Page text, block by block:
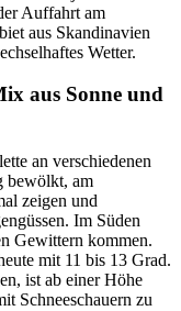
Auffahrt am
aus Skandinavien
Wetter.
aus Sonne und
an verschiedenen
bewölkt, am
zeigen und
Im Süden
Gewittern kommen.
mit 11 bis 13 Grad.
ist ab einer Höhe
Schneeschauern zu